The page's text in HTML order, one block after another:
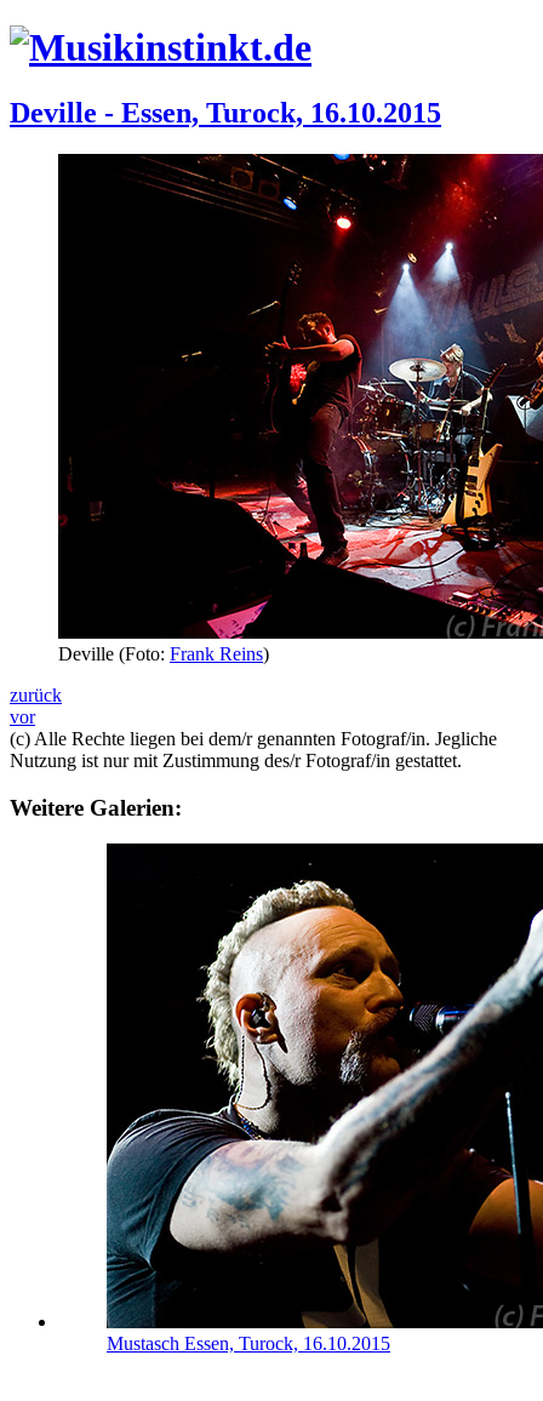
Deville - Essen, Turock, 16.10.2015
Deville (Foto: Frank Reins)
zurück
vor
(c) Alle Rechte liegen bei dem/r genannten Fotograf/in. Jegliche
Nutzung ist nur mit Zustimmung des/r Fotograf/in gestattet.
Weitere Galerien:
Mustasch Essen, Turock, 16.10.2015